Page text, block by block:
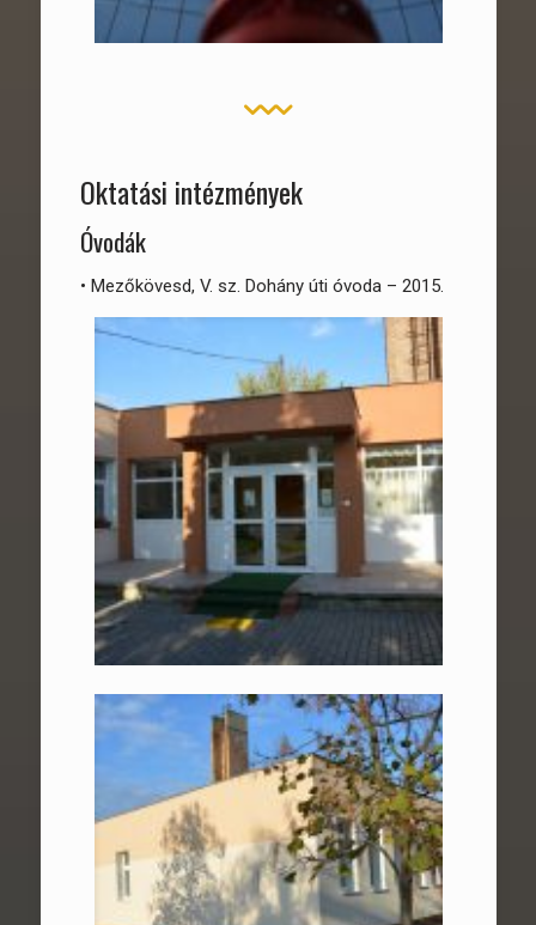
Oktatási intézmények
Óvodák
• Mezőkövesd, V. sz. Dohány úti óvoda – 2015.